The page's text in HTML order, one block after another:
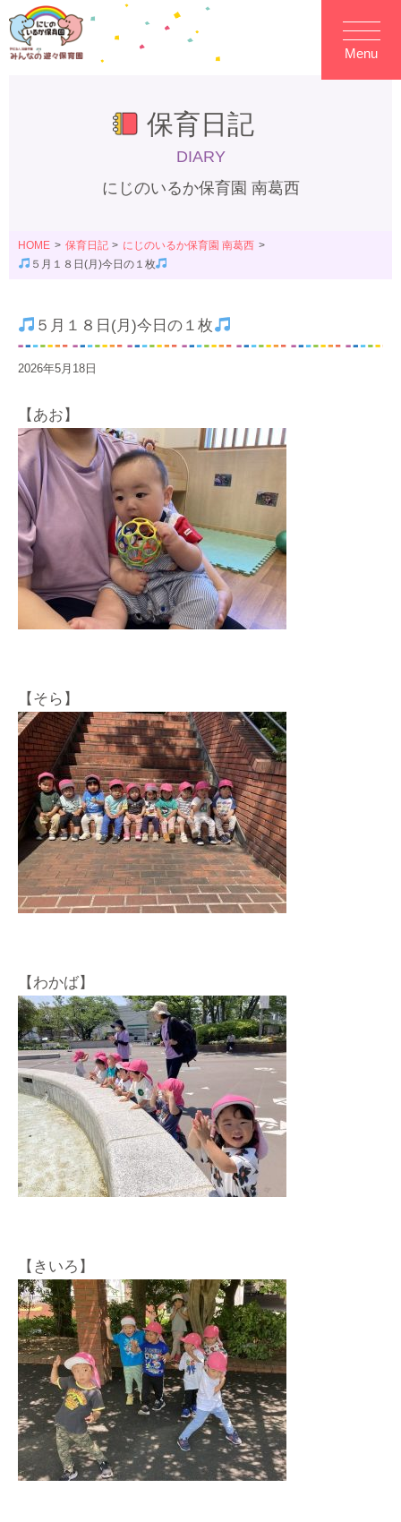
Menu
保育日記
DIARY
にじのいるか保育園 南葛西
HOME 保育日記
にじのいるか保育園 南葛西
５月１８日(月)今日の１枚
５月１８日(月)今日の１枚
2026年5月18日
【あお】
【そら】
【わかば】
【きいろ】